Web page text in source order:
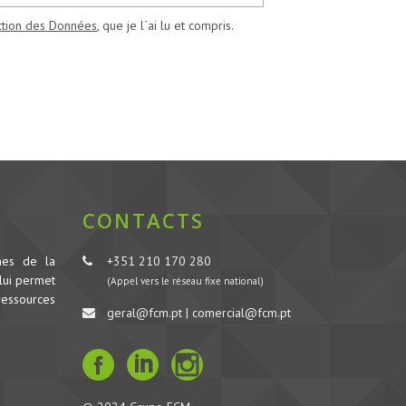
des Données, que je l`ai lu et compris.
de la
permet
CONTACTS
+351 210 170 280
(Appel vers le réseau fixe national)
geral@fcm.pt | comercial@fcm.pt